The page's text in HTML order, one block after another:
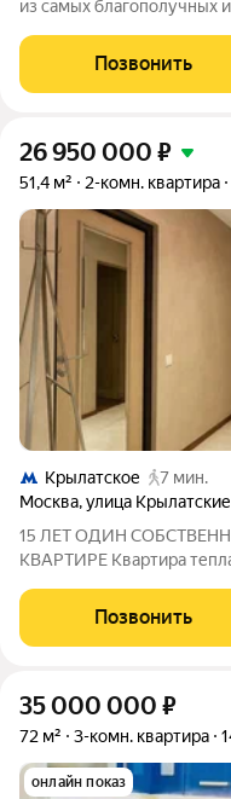
из самых благополучных
два санузла, просторная
расположен на охраняемой
Позвонить
26 950 000 ₽
51,4 м² 2-комн. квартира
Крылатское
7 мин.
Москва,улица
15 ЛЕТ ОДИН
КВАРТИРЕ Квартира
Богородицы и парк
факту евро трёшка с
Позвонить
35 000 000 ₽
72 м² 3-комн. квартира
онлайн показ